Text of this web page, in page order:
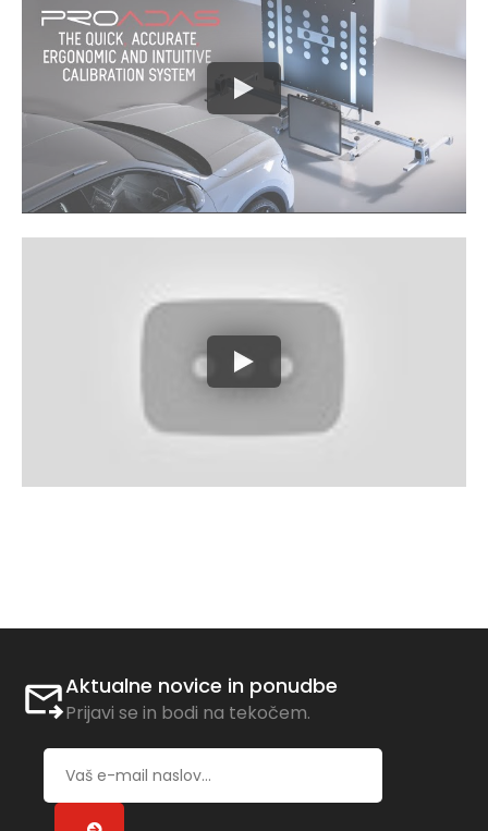
Aktualne novice in ponudbe
Prijavi se in bodi na tekočem.